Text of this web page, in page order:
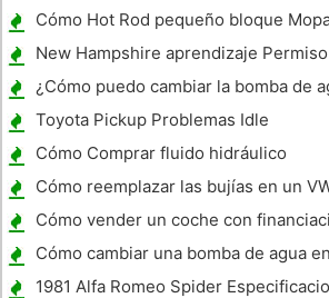
Cómo Hot Rod pequeño bloque
Motores
New Hampshire aprendizaje
de conducción
¿Cómo puedo cambiar la bomba de
un Jeep 1998?
Toyota Pickup Problemas Idle
Cómo Comprar fluido hidráulico
Cómo reemplazar las bujías en un
Passat 1995
Cómo vender un coche con
privada
Cómo cambiar una bomba de agua
Oldsmobile 1994
1981 Alfa Romeo Spider